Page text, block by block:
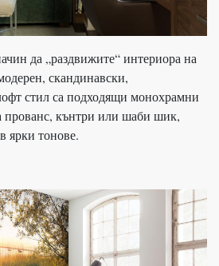
да „раздвижите“ интериора на
скандинавски,
стил са подходящи монохрамни
прованс, кънтри или шаби шик,
ярки тонове.